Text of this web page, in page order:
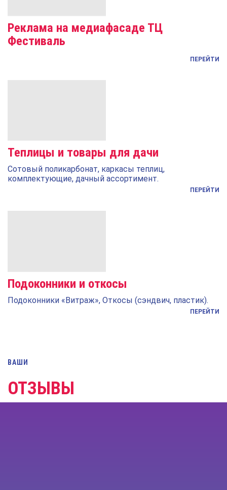
Реклама на медиафасаде ТЦ
Фестиваль
ПЕРЕЙТИ
Теплицы и товары для дачи
Сотовый поликарбонат, каркасы теплиц,
комплектующие, дачный ассортимент.
ПЕРЕЙТИ
Подоконники и откосы
Подоконники «Витраж», Откосы (сэндвич, пластик).
ПЕРЕЙТИ
ВАШИ
ОТЗЫВЫ